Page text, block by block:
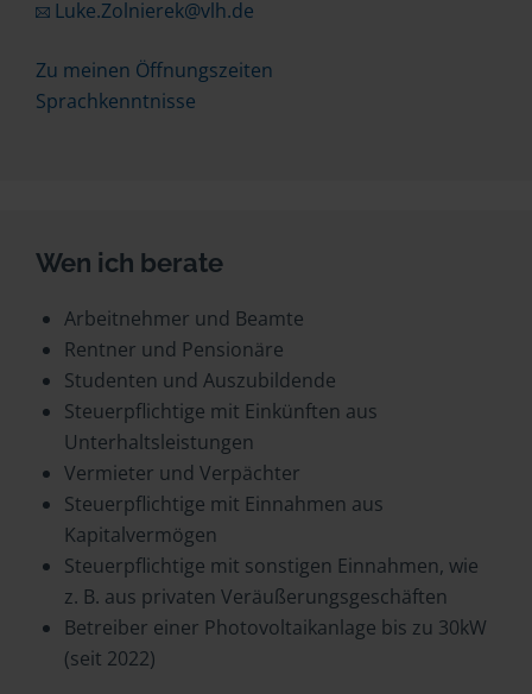
Luke.Zolnierek@vlh.de
Zu meinen Öffnungszeiten
Sprachkenntnisse
Wen ich berate
Arbeitnehmer und Beamte
Rentner und Pensionäre
Studenten und Auszubildende
Steuerpflichtige mit Einkünften aus
Unterhaltsleistungen
Vermieter und Verpächter
Steuerpflichtige mit Einnahmen aus
Kapitalvermögen
Steuerpflichtige mit sonstigen Einnahmen, wie
z. B. aus privaten Veräußerungsgeschäften
Betreiber einer Photovoltaikanlage bis zu 30kW
(seit 2022)